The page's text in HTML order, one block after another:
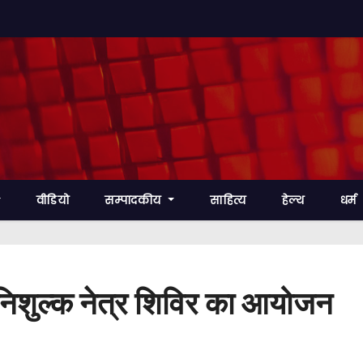
वीडियो सम्पादकीय साहित्य हेल्थ धर्म
नेत्र शिविर का आयोजन